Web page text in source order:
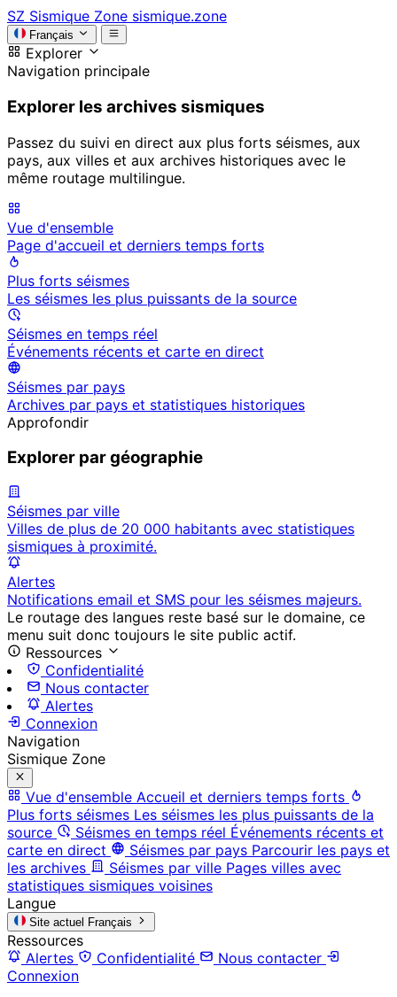
SZ Sismique Zone sismique.zone
Français
Explorer
Navigation principale
Explorer les archives sismiques
Passez du suivi en direct aux plus forts séismes, aux
pays, aux villes et aux archives historiques avec le
même routage multilingue.
Vue d'ensemble
Page d'accueil et derniers temps forts
Plus forts séismes
Les séismes les plus puissants de la source
Séismes en temps réel
Événements récents et carte en direct
Séismes par pays
Archives par pays et statistiques historiques
Approfondir
Explorer par géographie
Séismes par ville
Villes de plus de 20 000 habitants avec statistiques
sismiques à proximité.
Alertes
Notifications email et SMS pour les séismes majeurs.
Le routage des langues reste basé sur le domaine, ce
menu suit donc toujours le site public actif.
Ressources
Confidentialité
Nous contacter
Alertes
Connexion
Navigation
Sismique Zone
Vue d'ensemble Accueil et derniers temps forts
Plus forts séismes Les séismes les plus puissants de la
source
Séismes en temps réel Événements récents et
carte en direct
Séismes par pays Parcourir les pays et
les archives
Séismes par ville Pages villes avec
statistiques sismiques voisines
Langue
Site actuel Français
Ressources
Alertes
Confidentialité
Nous contacter
Connexion